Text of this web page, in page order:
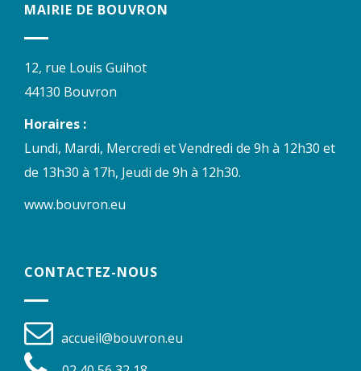
MAIRIE DE BOUVRON
12, rue Louis Guihot
44130 Bouvron
Horaires :
Lundi, Mardi, Mercredi et Vendredi de 9h à 12h30 et
de 13h30 à 17h, Jeudi de 9h à 12h30.
www.bouvron.eu
CONTACTEZ-NOUS
accueil@bouvron.eu